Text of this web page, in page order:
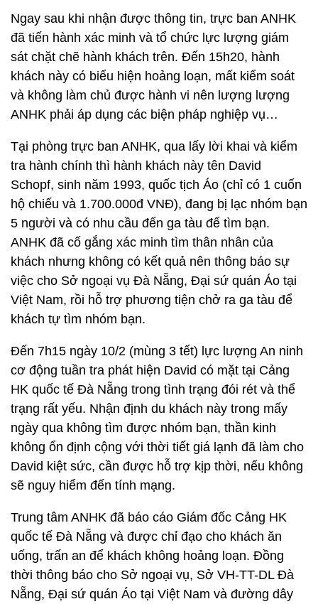
Ngay sau khi nhận được thông tin, trực ban ANHK
đã tiến hành xác minh và tổ chức lực lượng giám
sát chặt chẽ hành khách trên. Đến 15h20, hành
khách này có biểu hiện hoảng loạn, mất kiểm soát
và không làm chủ được hành vi nên lượng lượng
ANHK phải áp dụng các biện pháp nghiệp vụ…
Tại phòng trực ban ANHK, qua lấy lời khai và kiểm
tra hành chính thì hành khách này tên David
Schopf, sinh năm 1993, quốc tịch Áo (chỉ có 1 cuốn
hộ chiếu và 1.700.000đ VNĐ), đang bị lạc nhóm bạn
5 người và có nhu cầu đến ga tàu để tìm bạn.
ANHK đã cố gắng xác minh tìm thân nhân của
khách nhưng không có kết quả nên thông báo sự
việc cho Sở ngoại vụ Đà Nẵng, Đại sứ quán Áo tại
Việt Nam, rồi hỗ trợ phương tiện chở ra ga tàu để
khách tự tìm nhóm bạn.
Đến 7h15 ngày 10/2 (mùng 3 tết) lực lượng An ninh
cơ động tuần tra phát hiện David có mặt tại Cảng
HK quốc tế Đà Nẵng trong tình trạng đói rét và thể
trạng rất yếu. Nhận định du khách này trong mấy
ngày qua không tìm được nhóm bạn, thần kinh
không ổn định cộng với thời tiết giá lạnh đã làm cho
David kiệt sức, cần được hỗ trợ kịp thời, nếu không
sẽ nguy hiểm đến tính mạng.
Trung tâm ANHK đã báo cáo Giám đốc Cảng HK
quốc tế Đà Nẵng và được chỉ đạo cho khách ăn
uống, trấn an để khách không hoảng loạn. Đồng
thời thông báo cho Sở ngoại vụ, Sở VH-TT-DL Đà
Nẵng, Đại sứ quán Áo tại Việt Nam và đường dây